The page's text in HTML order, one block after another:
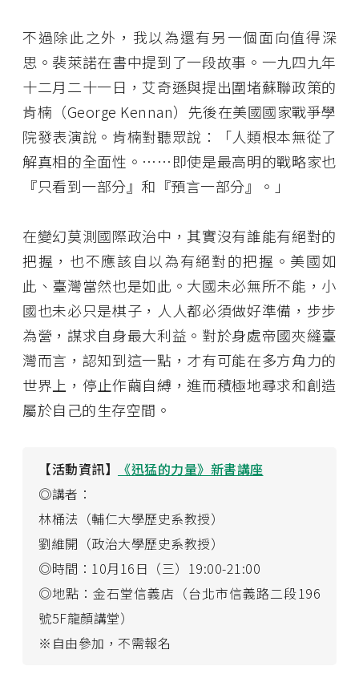
不過除此之外，我以為還有另一個面向值得深
思。裴萊諾在書中提到了一段故事。一九四九年
十二月二十一日，艾奇遜與提出圍堵蘇聯政策的
肯楠（George Kennan）先後在美國國家戰爭學
院發表演說。肯楠對聽眾說：「人類根本無從了
解真相的全面性。⋯⋯即使是最高明的戰略家也
『只看到一部分』和『預言一部分』。」
在變幻莫測國際政治中，其實沒有誰能有絕對的
把握，也不應該自以為有絕對的把握。美國如
此、臺灣當然也是如此。大國未必無所不能，小
國也未必只是棋子，人人都必須做好準備，步步
為營，謀求自身最大利益。對於身處帝國夾縫臺
灣而言，認知到這一點，才有可能在多方角力的
世界上，停止作繭自縛，進而積極地尋求和創造
屬於自己的生存空間。
【活動資訊】
《迅猛的力量》新書講座
◎講者：
林桶法（輔仁大學歷史系教授）
劉維開（政治大學歷史系教授）
◎時間：10月16日（三）19:00-21:00
◎地點：金石堂信義店（台北市信義路二段196
號5F龍顏講堂）
※自由參加，不需報名